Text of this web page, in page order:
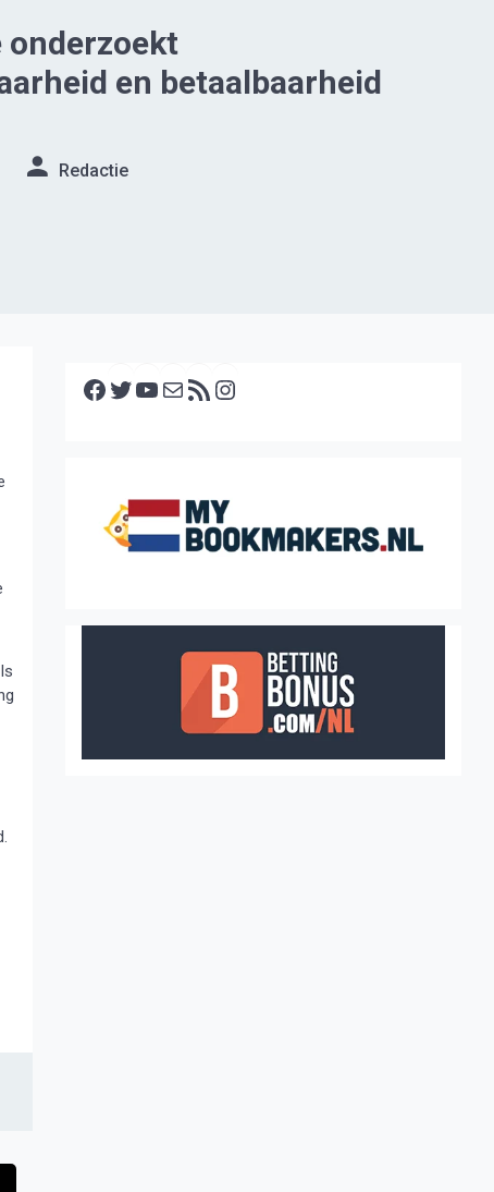
onderzoekt
en betaalbaarheid
Redactie
Facebook Twitter YouTube E-mail RSS feed